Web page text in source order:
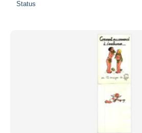
Status